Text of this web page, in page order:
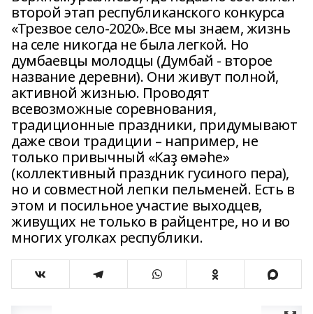
второй этап республиканского конкурса
«Трезвое село-2020».Все мы знаем, жизнь
на селе никогда не была легкой. Но
думбаевцы молодцы (Думбай - второе
название деревни). Они живут полной,
активной жизнью. Проводят
всевозможные соревнования,
традиционные праздники, придумывают
даже свои традиции – например, не
только привычный «Каҙ өмәhе»
(коллективный праздник гусиного пера),
но и совместной лепки пельменей. Есть в
этом и посильное участие выходцев,
живущих не только в райцентре, но и во
многих уголках республики.